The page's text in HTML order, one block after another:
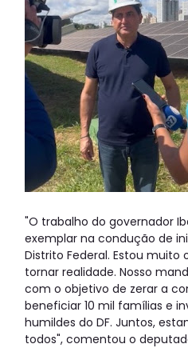
"O trabalho do governador
exemplar na condução de
Distrito Federal. Estou
tornar realidade. Nosso
com o objetivo de zerar a
beneficiar 10 mil famílias e
humildes do DF. Juntos,
todos", comentou o